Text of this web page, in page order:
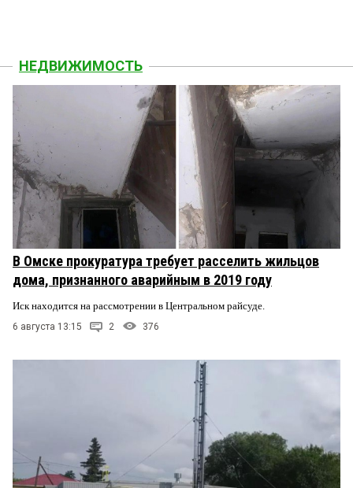
НЕДВИЖИМОСТЬ
В Омске прокуратура требует расселить жильцов
дома, признанного аварийным в 2019 году
Иск находится на рассмотрении в Центральном райсуде.
6 августа 13:15 2 376